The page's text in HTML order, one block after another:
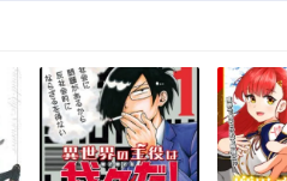
第43話
3年前
第38話
3年前